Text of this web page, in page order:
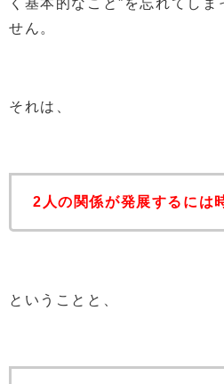
く基本的なこと”を忘れてし
せん。
それは、
2人の関係が発展するには
ということと、